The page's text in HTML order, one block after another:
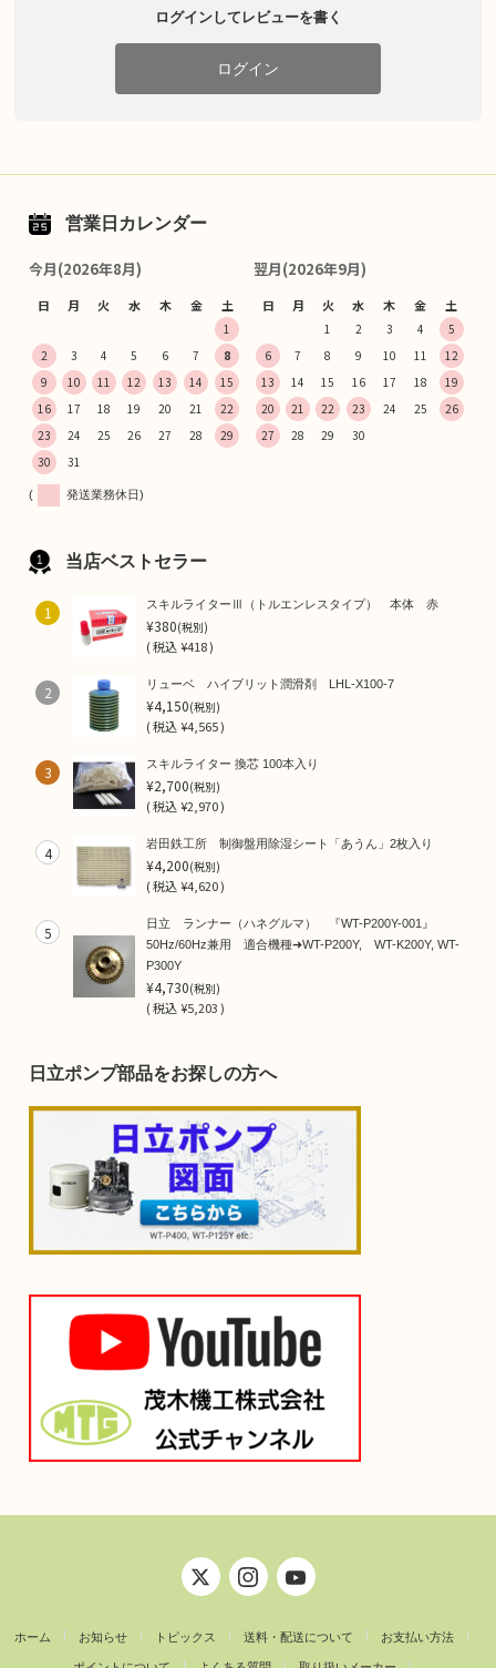
ログインしてレビューを書く
ログイン
営業日カレンダー
今月(2026年8月)
日 月 火 水 木 金 土
1
2
3 4 5 6 7
8
9
10 11 12 13 14
15
16
17 18 19 20 21
22
23
24 25 26 27 28
29
30
31
翌月(2026年9月)
日 月 火 水 木 金 土
1 2 3 4
5
6
7 8 9 10 11
12
13
14 15 16 17 18
19
20
21 22 23 24 25
26
27
28 29 30
( 発送業務休日)
当店ベストセラー
1 スキルライターⅢ（トルエンレスタイプ） 本体 赤
¥380(税別)
(税込¥418 )
2 リューベ ハイブリット潤滑剤 LHL-X100-7
¥4,150(税別)
(税込¥4,565 )
3 スキルライター 換芯 100本入り
¥2,700(税別)
(税込¥2,970 )
4 岩田鉄工所 制御盤用除湿シート「あうん」2枚入り
¥4,200(税別)
(税込¥4,620 )
5
日立 ランナー（ハネグルマ） 『WT-P200Y-001』
50Hz/60Hz兼用 適合機種➜WT-P200Y, WT-K200Y, WT-
P300Y
¥4,730(税別)
(税込¥5,203 )
日立ポンプ部品をお探しの方へ
ホーム お知らせ トピックス 送料・配送について お支払い方法